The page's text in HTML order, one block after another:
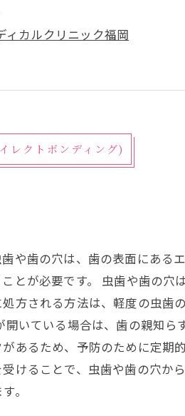
ィカルクリニック福岡
レクトボンディング)
や歯の穴は、歯の表面にある
とが必要です。 虫歯や歯の穴
方される方法は、軽度の虫歯
いている場合は、歯の親知
あるため、予防のために定期
けることで、虫歯や歯の穴か
。